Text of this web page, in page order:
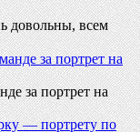
довольны, всем
за портрет на